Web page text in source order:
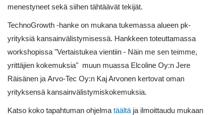
menestyneet sekä siihen tähtäävät tekijät.
TechnoGrowth -hanke on mukana tukemassa alueen pk-
yrityksiä kansainvälistymisessä. Hankkeen toteuttamassa
workshopissa "Vertaistukea vientiin - Näin me sen teimme,
yrittäjien kokemuksia" muun muassa Elcoline Oy:n Jere
Räisänen ja Arvo-Tec Oy:n Kaj Arvonen kertovat oman
yrityksensä kansainvälistymiskokemuksia.
Katso koko tapahtuman ohjelma täältä ja ilmoittaudu mukaan